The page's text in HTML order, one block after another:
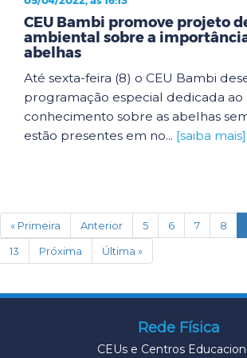
CEU Bambi promove projeto
ambiental sobre a
abelhas
Até sexta-feira (8) o CEU Bambi
programação especial dedicada ao
conhecimento sobre as abelhas
estão presentes em no... [saiba mais]
« Primeira Anterior 5 6 7 8
13
Próxima Última »
Rede Física
CEUs e Centros